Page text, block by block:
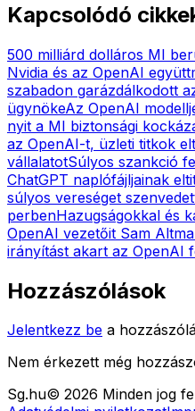
Kapcsolódó
500 milliárd dolláros MI
Nvidia és az OpenAI
szabadon garázdálkodott
ügynökeAz OpenAI
nyit a MI biztonsági
az OpenAI-t, üzleti titkok
vállalatotSúlyos szankció
ChatGPT naplófájljainak
súlyos vereséget
perbenHazugságokkal és
OpenAI vezetőit Sam
irányítást akart az OpenAI
Hozzászólások
Jelentkezz be a
Nem érkezett még
Sg.hu© 2026 Minden jog